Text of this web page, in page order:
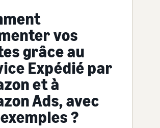
vos
grâce au
Expédié par
et à
Ads, avec
?